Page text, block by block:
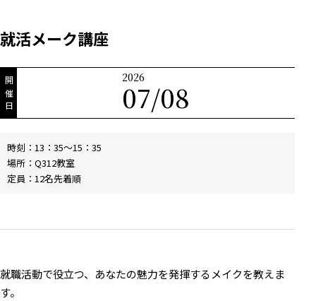
就活メーク講座
開催日 2026
07/08
時刻：13：35～15：35
場所：Q312教室
定員：12名先着順
就職活動で役立つ、あなたの魅力を発揮するメイクを教えま
す。